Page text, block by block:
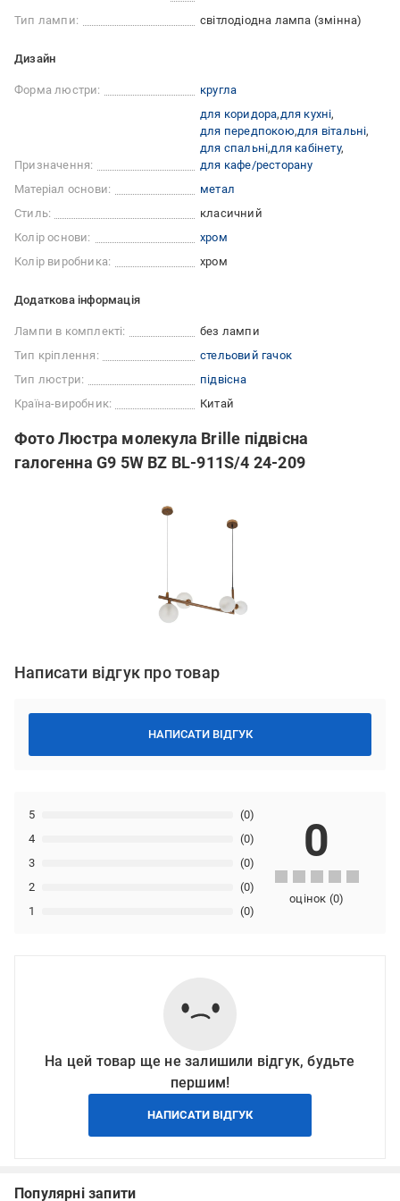
Тип лампи:
світлодіодна лампа (змінна)
Дизайн
Форма люстри: кругла
Призначення:
для коридора для кухні
для передпокою для вітальні
для спальні для кабінету
для кафе/ресторану
Матеріал основи:
метал
Стиль:
класичний
Колір основи:
хром
Колір виробника:
хром
Додаткова інформація
Лампи в комплекті:
без лампи
Тип кріплення:
стельовий гачок
Тип люстри:
підвісна
Країна-виробник:
Китай
Фото Люстра молекула Brille підвісна
галогенна G9 5W BZ BL-911S/4 24-209
Написати відгук про товар
НАПИСАТИ ВІДГУК
1 (0)
2 (0)
3 (0)
4 (0)
5 (0)
0
оцінок (0)
На цей товар ще не залишили відгук, будьте
першим!
НАПИСАТИ ВІДГУК
Популярні запити